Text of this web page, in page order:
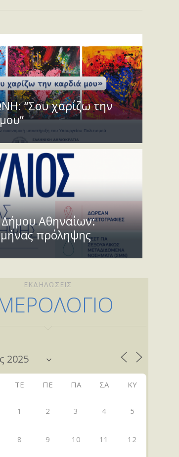
“Σου χαρίζω την
Δήμου Αθηναίων:
μήνας πρόληψης
ΕΚΔΗΛΩΣΕΙΣ
ΤΕ ΠΕ ΠΑ ΣΑ ΚΥ
1 2 3 4 5
8 9 10 11 12